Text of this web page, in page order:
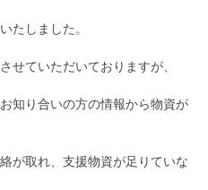
たしました。
せていただいておりますが、
知り合いの方の情報から物資が
が取れ、支援物資が足りていな